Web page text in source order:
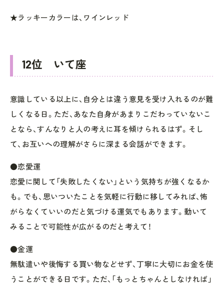
★ラッキーカラーは、ワインレッド
12位 いて座
意識している以上に、自分とは違う意見を受け入れるのが難
しくなる日。ただ、あなた自身があまりこだわっていないこ
となら、すんなりと人の考えに耳を傾けられるはず。そし
て、お互いへの理解がさらに深まる会話ができます。
●恋愛運
恋愛に関して「失敗したくない」という気持ちが強くなるか
も。でも、思いついたことを気軽に行動に移してみれば、怖
がらなくていいのだと気づける運気でもあります。動いて
みることで可能性が広がるのだと考えて！
●金運
無駄遣いや後悔する買い物などせず、丁寧に大切にお金を使
うことができる日です。ただ、「もっとちゃんとしなければ」